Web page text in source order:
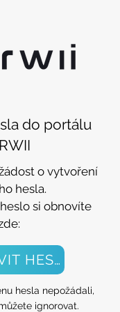
do portálu
o vytvoření
hesla.
si obnovíte
HESLO
hesla nepožádali,
ignorovat.